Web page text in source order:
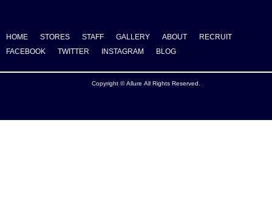
HOME STORES STAFF GALLERY ABOUT
RECRUIT
FACEBOOK
TWITTER INSTAGRAM BLOG
Copyright © Allure All Rights Reserved.